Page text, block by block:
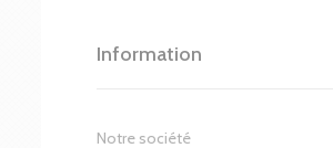
Information
Notre société